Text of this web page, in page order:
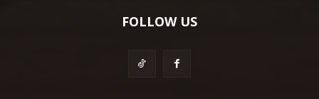
FOLLOW US